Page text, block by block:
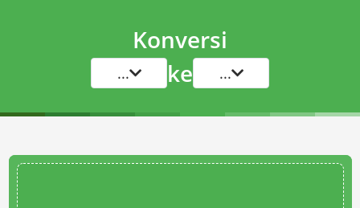
Konversi
... ke ...